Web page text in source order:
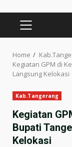
PRIMARY
MENU
Home
Kegiatan GPM di
Langsung Kelokasi
Kab.Tangerang
Kegiatan
Bupati
Kelokasi